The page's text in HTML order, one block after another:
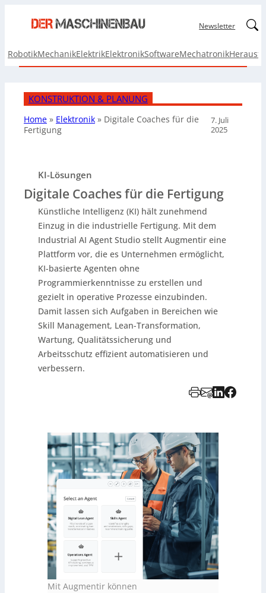
Newsletter
RobotikMechanikElektrikElektronikSoftwareMechatronik
KONSTRUKTION & PLANUNG
Home » Elektronik » Digitale Coaches für die
Fertigung
7. Juli
2025
KI-Lösungen
Digitale Coaches für die Fertigung
Künstliche Intelligenz (KI) hält zunehmend
Einzug in die industrielle Fertigung. Mit dem
Industrial AI Agent Studio stellt Augmentir eine
Plattform vor, die es Unternehmen ermöglicht,
KI-basierte Agenten ohne
Programmierkenntnisse zu erstellen und
gezielt in operative Prozesse einzubinden.
Damit lassen sich Aufgaben in Bereichen wie
Skill Management, Lean-Transformation,
Wartung, Qualitätssicherung und
Arbeitsschutz effizient automatisieren und
verbessern.
Mit Augmentir können